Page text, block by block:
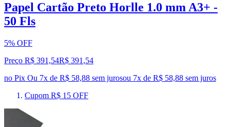
Papel Cartão Preto Horlle 1.0 mm A3+ -
50 Fls
5% OFF
Preço R$ 391,54R$ 391 ,54
no Pix Ou 7x de R$ 58,88 sem jurosou 7x de R$ 58,88 sem juros
Cupom R$ 15 OFF